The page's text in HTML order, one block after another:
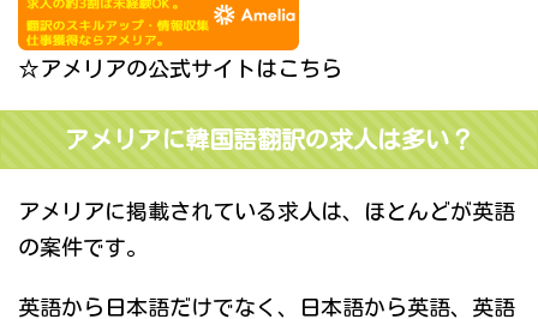
☆アメリアの公式サイトはこちら
アメリアに韓国語翻訳の求人は多い？
アメリアに掲載されている求人は、ほとんどが英語
の案件です。
英語から日本語だけでなく、日本語から英語、英語